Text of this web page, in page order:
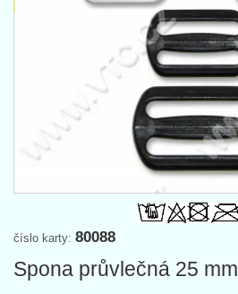
číslo karty: 80088
Spona průvlečná 25 mm